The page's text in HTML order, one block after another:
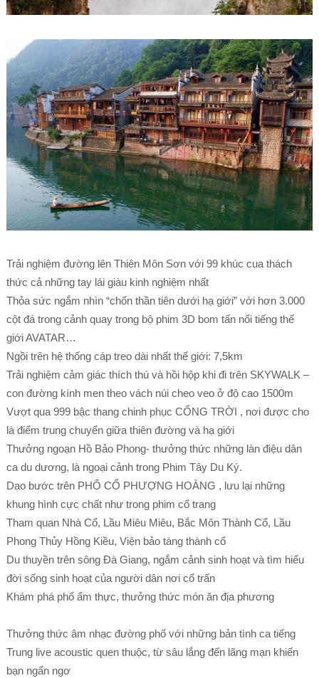
Trải nghiệm đường lên Thiên Môn Sơn với 99 khúc cua thách
thức cả những tay lái giàu kinh nghiệm nhất
Thỏa sức ngắm nhìn “chốn thần tiên dưới hạ giới” với hơn 3.000
cột đá trong cảnh quay trong bộ phim 3D bom tấn nổi tiếng thế
giới AVATAR…
Ngồi trên hệ thống cáp treo dài nhất thế giới: 7,5km
Trải nghiệm cảm giác thích thú và hồi hộp khi đi trên SKYWALK –
con đường kính men theo vách núi cheo veo ở độ cao 1500m
Vượt qua 999 bậc thang chinh phục CỔNG TRỜI , nơi được cho
là điểm trung chuyển giữa thiên đường và hạ giới
Thưởng ngoạn Hồ Bảo Phong- thưởng thức những làn điệu dân
ca du dương, là ngoại cảnh trong Phim Tây Du Ký.
Dạo bước trên PHỐ CỔ PHƯỢNG HOÀNG , lưu lại những
khung hình cực chất như trong phim cổ trang
Tham quan Nhà Cổ, Lầu Miêu Miêu, Bắc Môn Thành Cổ, Lầu
Phong Thủy Hồng Kiều, Viện bảo tàng thành cổ
Du thuyền trên sông Đà Giang, ngắm cảnh sinh hoạt và tìm hiểu
đời sống sinh hoạt của người dân nơi cổ trấn
Khám phá phố ẩm thực, thưởng thức món ăn địa phương
Thưởng thức âm nhạc đường phố với những bản tình ca tiếng
Trung live acoustic quen thuộc, từ sâu lắng đến lãng mạn khiến
bạn ngẩn ngơ